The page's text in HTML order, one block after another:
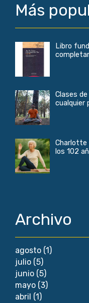
Más
Libro
Clases
cualquier
Charlotte
los 102
Archivo
agosto (1)
julio (5)
junio (5)
mayo (3)
abril (1)